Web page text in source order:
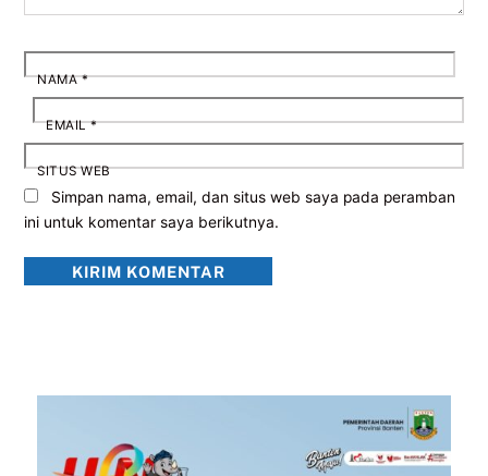
NAMA*
EMAIL*
SITUS WEB
Simpan nama, email, dan situs web saya pada peramban
ini untuk komentar saya berikutnya.